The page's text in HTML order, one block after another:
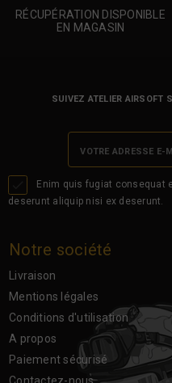
RÉCUPÉRATION DISPONIBLE
EN MAGASIN
Enim quis fugiat consequat
deserunt aliquip nisi ex deserunt.
SUIVEZ ATELIER AIRSOFT
Notre société
Livraison
Mentions légales
Conditions d'utilisation
A propos
Paiement sécurisé